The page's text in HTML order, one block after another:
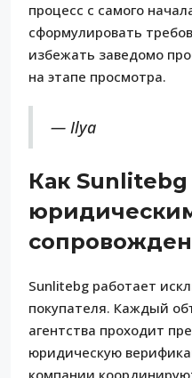
процесс с самого
сформулировать
избежать заведомо
на этапе просмотра.
— Ilya
Как
Sunlitebg работает
покупателя. Каждый
агентства проходит
юридическую